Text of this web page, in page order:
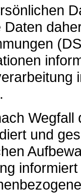
und